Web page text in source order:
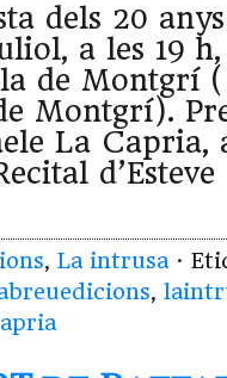
dels 20
a les 19
de Montgrí
Montgrí).
La Capria,
, La intrusa ·
,